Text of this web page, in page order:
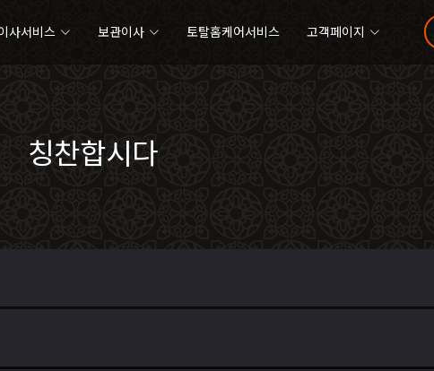
사서비스 보관이사 토탈홈케어서비스 고객페이지
칭찬합시다